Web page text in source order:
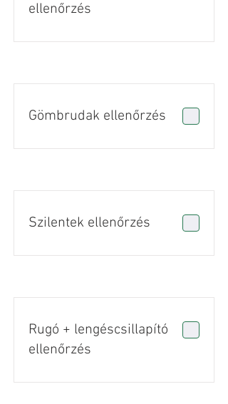
ellenőrzés
Gömbrudak ellenőrzés
Szilentek ellenőrzés
Rugó + lengéscsillapító
ellenőrzés